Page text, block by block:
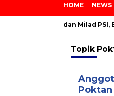
HOME NEWS
Azainiyah dan Milad PSI,
Topik